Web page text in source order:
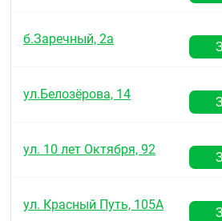
б.Заречный, 2а
ул.Белозёрова, 14
ул. 10 лет Октября, 92
ул. Красный Путь, 105А